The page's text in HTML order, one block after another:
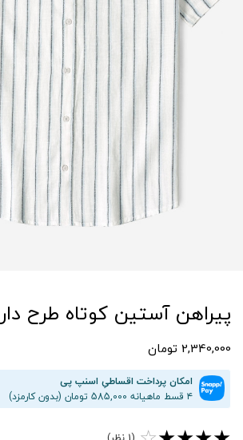
پیراهن آستین کوتاه طرح دار 23396
2,340,000 تومان
امکان پرداخت اقساطیِ اسنپ پی
۴ قسط ماهیانه 585,000 تومان (بدون کارمزد)